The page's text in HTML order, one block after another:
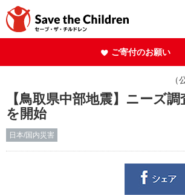
ご寄付のお願い
（
【鳥取県中部地震】ニーズ
を開始
日本/国内災害